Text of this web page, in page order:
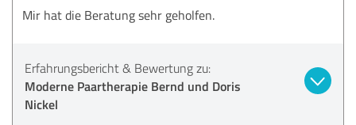
Mir hat die Beratung sehr geholfen.
Erfahrungsbericht & Bewertung zu:
Moderne Paartherapie Bernd und Doris
Nickel